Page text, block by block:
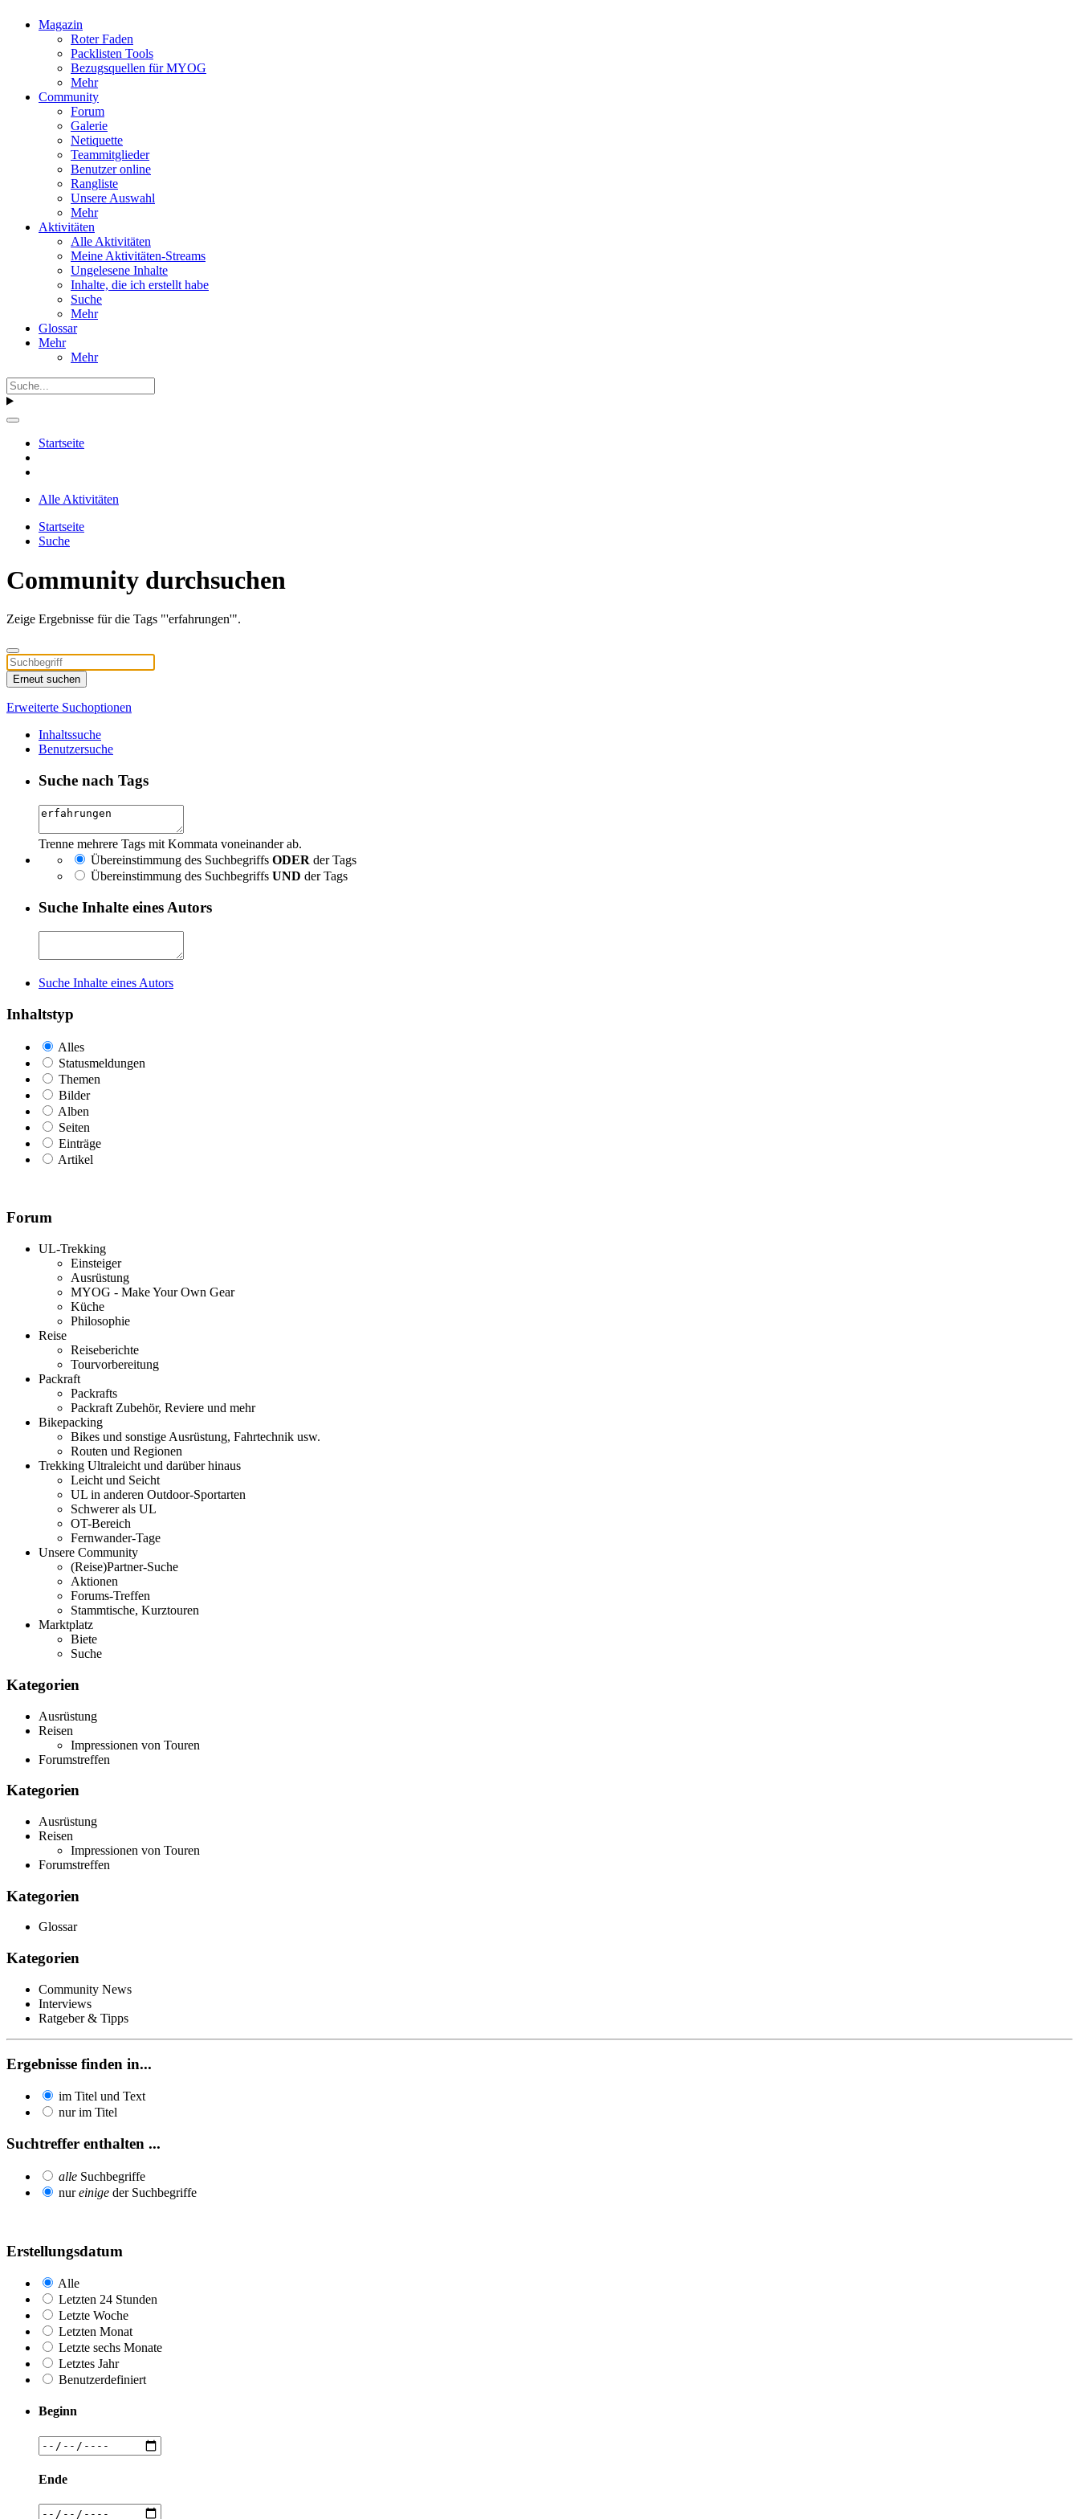
Magazin
Roter Faden
Packlisten Tools
Bezugsquellen für MYOG
Mehr
Community
Forum
Galerie
Netiquette
Teammitglieder
Benutzer online
Rangliste
Unsere Auswahl
Mehr
Aktivitäten
Alle Aktivitäten
Meine Aktivitäten-Streams
Ungelesene Inhalte
Inhalte, die ich erstellt habe
Suche
Mehr
Glossar
Mehr
Mehr
Startseite
Alle Aktivitäten
Startseite
Suche
Community durchsuchen
Zeige Ergebnisse für die Tags "'erfahrungen'".
Erneut suchen
Erweiterte Suchoptionen
Inhaltssuche
Benutzersuche
Suche nach Tags
Trenne mehrere Tags mit Kommata voneinander ab.
Übereinstimmung des Suchbegriffs ODER der Tags
Übereinstimmung des Suchbegriffs UND der Tags
Suche Inhalte eines Autors
Suche Inhalte eines Autors
Inhaltstyp
Alles
Statusmeldungen
Themen
Bilder
Alben
Seiten
Einträge
Artikel
Forum
UL-Trekking
Einsteiger
Ausrüstung
MYOG - Make Your Own Gear
Küche
Philosophie
Reise
Reiseberichte
Tourvorbereitung
Packraft
Packrafts
Packraft Zubehör, Reviere und mehr
Bikepacking
Bikes und sonstige Ausrüstung, Fahrtechnik usw.
Routen und Regionen
Trekking Ultraleicht und darüber hinaus
Leicht und Seicht
UL in anderen Outdoor-Sportarten
Schwerer als UL
OT-Bereich
Fernwander-Tage
Unsere Community
(Reise)Partner-Suche
Aktionen
Forums-Treffen
Stammtische, Kurztouren
Marktplatz
Biete
Suche
Kategorien
Ausrüstung
Reisen
Impressionen von Touren
Forumstreffen
Kategorien
Ausrüstung
Reisen
Impressionen von Touren
Forumstreffen
Kategorien
Glossar
Kategorien
Community News
Interviews
Ratgeber & Tipps
Ergebnisse finden in...
im Titel und Text
nur im Titel
Suchtreffer enthalten ...
alle Suchbegriffe
nureinige der Suchbegriffe
Erstellungsdatum
Alle
Letzten 24 Stunden
Letzte Woche
Letzten Monat
Letzte sechs Monate
Letztes Jahr
Benutzerdefiniert
Beginn
Ende